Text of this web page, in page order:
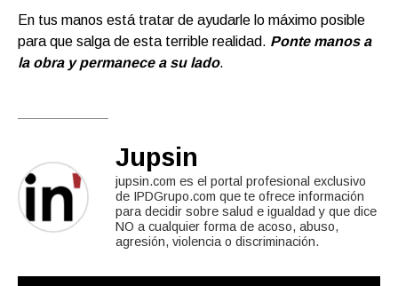
En tus manos está tratar de ayudarle lo máximo posible
para que salga de esta terrible realidad. Ponte manos a
la obra y permanece a su lado.
Jupsin
jupsin.com es el portal profesional exclusivo
de IPDGrupo.com que te ofrece información
para decidir sobre salud e igualdad y que dice
NO a cualquier forma de acoso, abuso,
agresión, violencia o discriminación.